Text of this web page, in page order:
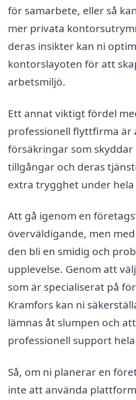
för samarbete, eller så
mer privata
deras insikter kan ni
kontorslayoten för att
arbetsmiljö.
Ett annat viktigt fördel
professionell flyttfirma är
försäkringar som skyddar
tillgångar och deras
extra trygghet under
Att gå igenom en
överväldigande, men
den bli en smidig och
upplevelse. Genom att
som är specialiserat på
Kramfors kan ni
lämnas åt slumpen och
professionell support
Så, om ni planerar en
inte att använda